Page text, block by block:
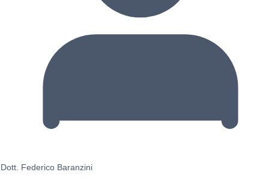
Dott. Federico Baranzini